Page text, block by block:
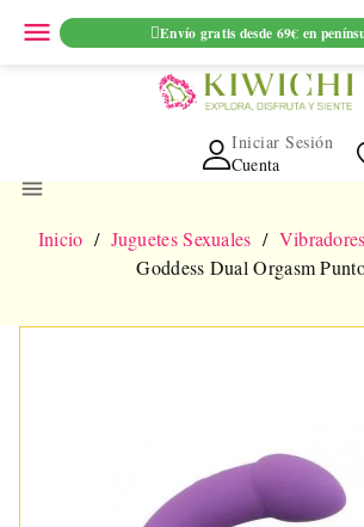
ENVIO GRATUITO EN PEDIDOS
PENINSULA
Cuenta
Iniciar Sesión
menu
Inicio Juguetes Sexuales Vibradores
Goddess Dual Orgasm
menu Envío gratis desde 69€ en